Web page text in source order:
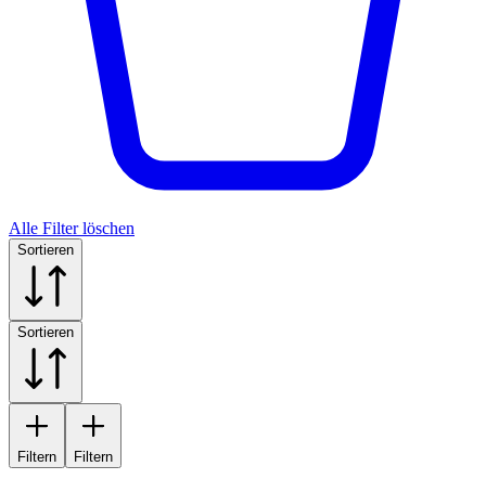
Alle Filter löschen
Sortieren
Sortieren
Filtern Filtern